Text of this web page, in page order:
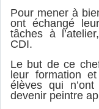
Pour mener à
ont échangé
tâches à
CDI.
Le but de ce
leur formation
élèves qui
devenir peintre